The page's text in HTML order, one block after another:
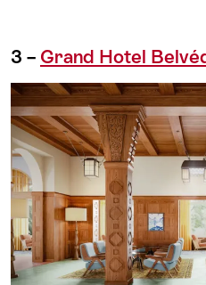
3 – Grand Hotel